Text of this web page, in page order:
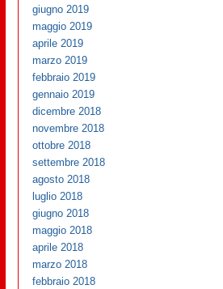
giugno 2019
maggio 2019
aprile 2019
marzo 2019
febbraio 2019
gennaio 2019
dicembre 2018
novembre 2018
ottobre 2018
settembre 2018
agosto 2018
luglio 2018
giugno 2018
maggio 2018
aprile 2018
marzo 2018
febbraio 2018